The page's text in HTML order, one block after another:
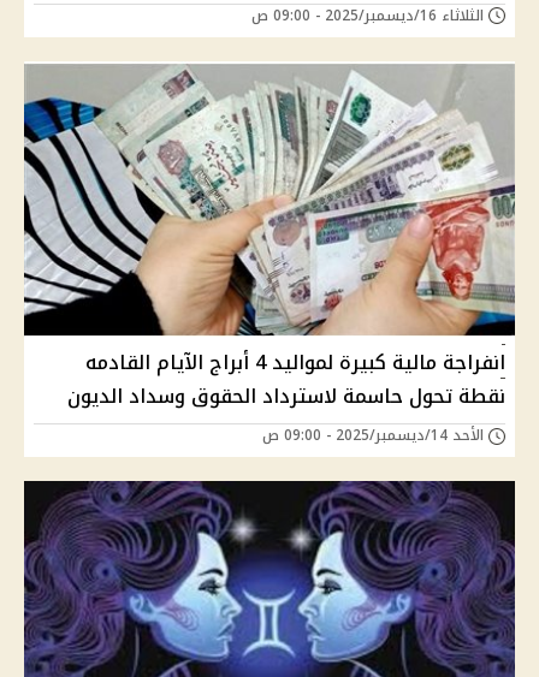
الثلاثاء 16/ديسمبر/2025 - 09:00 ص
انفراجة مالية كبيرة لمواليد 4 أبراج الآيام القادمه
نقطة تحول حاسمة لاسترداد الحقوق وسداد الديون
الأحد 14/ديسمبر/2025 - 09:00 ص